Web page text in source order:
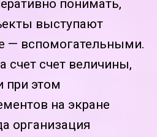
понимать,
выступают
— вспомогательными.
счет счет величины,
при этом
на экране
организация